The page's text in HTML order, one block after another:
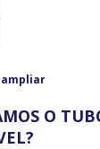
ampliar
O